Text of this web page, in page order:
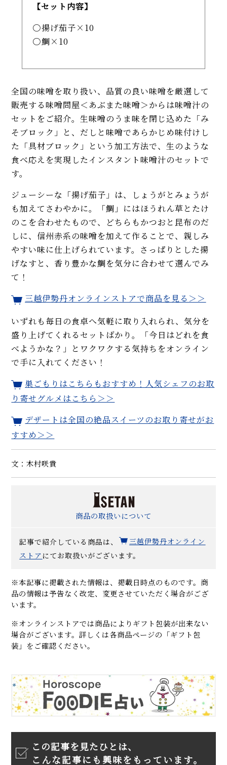
【セット内容】
揚げ茄子×10
鯛×10
全国の味噌を取り扱い、品質の良い味噌を厳選して
販売する味噌問屋＜あぶまた味噌＞からは味噌汁の
セットをご紹介。生味噌のうま味を閉じ込めた「み
そブロック」と、だしと味噌であらかじめ味付けし
た「具材ブロック」という加工方法で、生のような
食べ応えを実現したインスタント味噌汁のセットで
す。
ジューシーな「揚げ茄子」は、しょうがとみょうが
も加えてさわやかに。「鯛」にはほうれん草とたけ
のこを合わせたもので、どちらもかつおと昆布のだ
しに、信州赤系の味噌を加えて作ることで、親しみ
やすい味に仕上げられています。さっぱりとした揚
げなすと、香り豊かな鯛を気分に合わせて選んでみ
て！
三越伊勢丹オンラインストアで商品を見る＞＞
いずれも毎日の食卓へ気軽に取り入れられ、気分を
盛り上げてくれるセットばかり。「今日はどれを食
べようかな？」とワクワクする気持ちをオンライン
で手に入れてください！
巣ごもりはこちらもおすすめ！人気シェフのお取
り寄せグルメはこちら＞＞
デザートは全国の絶品スイーツのお取り寄せがお
すすめ＞＞
文：木村咲貴
商品の取扱いについて
記事で紹介している商品は、
三越伊勢丹オンライン
ストア にてお取扱いがございます。
※本記事に掲載された情報は、掲載日時点のものです。商
品の情報は予告なく改定、変更させていただく場合がござ
います。
※オンラインストアでは商品によりギフト包装が出来ない
場合がございます。詳しくは各商品ページの「ギフト包
装」をご確認ください。
この記事を見たひとは、
こんな記事にも興味をもっています。